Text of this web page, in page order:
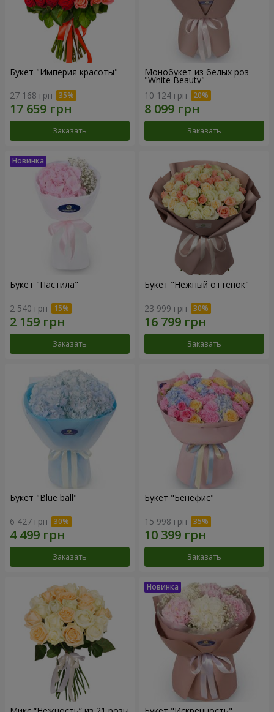
Букет "Империя красоты"
27 168 грн
Заказать
Монобукет из белых роз
"White Beauty"
10 124 грн
Заказать
Букет "Пастила"
2 540 грн
Заказать
Букет "Нежный оттенок"
23 999 грн
Заказать
Букет "Blue ball"
6 427 грн
Заказать
Букет "Бенефис"
15 998 грн
Заказать